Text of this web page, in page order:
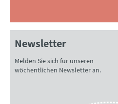
Newsletter
Melden Sie sich für unseren
wöchentlichen Newsletter an.